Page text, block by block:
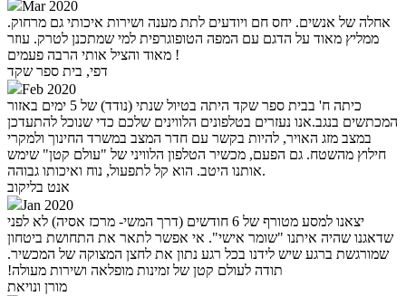
Mar 2020
אחלה של אנשים. יחס חם ויודעים לתת מענה ושירות איכותי גם מרחוק.
ממליץ מאוד על הדגם עם המפה הטופוגרפית למי שמתכנן לטרק. עוזר
מאוד והציל אותי הרבה פעמים !
דפי, בית ספר שקד
Feb 2020
כיתה ח' בבית ספר שקד היתה בטיול שנתי (נודד) של 5 ימים באזור
המכתשים בנגב.אנו נעזרים בטלפונים הלווינים שלכם כדי שנוכל להתעדכן
במצב מזג האויר, להיות בקשר עם חדר המצב במשרד החינוך ולמקרי
חילוץ מהשטח. גם הפעם, מכשיר הטלפון הלוויני של "עולם קטן" שימש
אותנו היטב. הוא קל לתפעול, נוח ואיכותו גבוהה.
אנט בליקוב
Jan 2020
יצאנו למסע מטורף של 6 חודשים (דרך המשי- מרכז אסיה) לא לפני
שדאגנו שהיה איתנו "שומר אישי". אי אפשר לתאר את התחושת ביטחון
שמורגשת ברגע שיש לידנו בכל רגע נתון את לחצן המצוקה של המכשיר.
תודה לעולם קטן של זמינות מופלאה ושירות מעולה!‏
מורן ונויאת